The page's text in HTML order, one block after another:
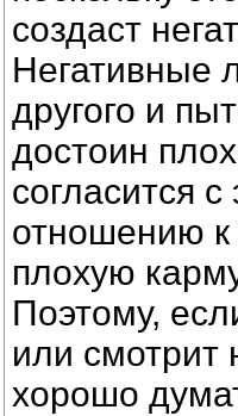
создаст
Негативные
другого и
достоин
согласится
отношению к
плохую
Поэтому,
или смотрит
хорошо